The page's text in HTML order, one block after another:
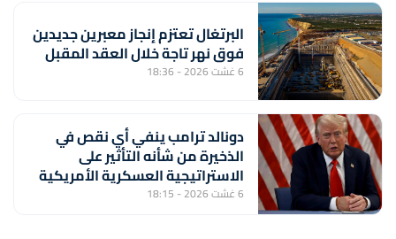
البرتغال تعتزم إنجاز معبرين جديدين
فوق نهر تاجة خلال العقد المقبل
6 غشت 2026 - 18:36
دونالد ترامب ينفي أي نقص في
الذخيرة من شأنه التأثير على
الاستراتيجية العسكرية الأمريكية
6 غشت 2026 - 18:15